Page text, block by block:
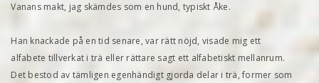
Vanans makt, jag skämdes som en hund, typiskt Åke.
Han knackade på en tid senare, var rätt nöjd, visade mig ett
alfabete tillverkat i trä eller rättare sagt ett alfabetiskt mellanrum.
Det bestod av tämligen egenhändigt gjorda delar i trä, former som